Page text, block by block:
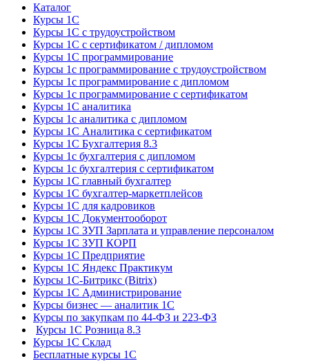
Каталог
Курсы 1С
Курсы 1С с трудоустройством
Курсы 1С с сертификатом / дипломом
Курсы 1С программирование
Курсы 1с программирование с трудоустройством
Курсы 1с программирование с дипломом
Курсы 1с программирование с сертификатом
Курсы 1С аналитика
Курсы 1с аналитика с дипломом
Курсы 1С Аналитика с сертификатом
Курсы 1С Бухгалтерия 8.3
Курсы 1с бухгалтерия с дипломом
Курсы 1с бухгалтерия с сертификатом
Курсы 1С главный бухгалтер
Курсы 1С бухгалтер-маркетплейсов
Курсы 1С для кадровиков
Курсы 1С Документооборот
Курсы 1С ЗУП Зарплата и управление персоналом
Курсы 1С ЗУП КОРП
Курсы 1С Предприятие
Курсы 1С Яндекс Практикум
Курсы 1С-Битрикс (Bitrix)
Курсы 1С Администрирование
Курсы бизнес — аналитик 1С
Курсы по закупкам по 44‑ФЗ и 223‑ФЗ
Курсы 1С Розница 8.3
Курсы 1С Склад
Бесплатные курсы 1С